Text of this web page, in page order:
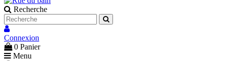
Recherche
Connexion
0 Panier
Menu